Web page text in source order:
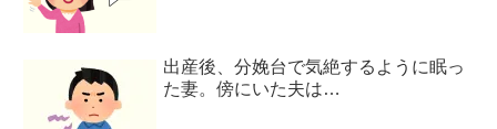
出産後、分娩台で気絶するように眠っ
た妻。傍にいた夫は…